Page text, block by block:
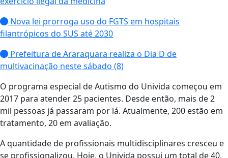
Nova lei prorroga uso do FGTS em hospitais
filantrópicos do SUS até 2030
Prefeitura de Araraquara realiza o Dia D de
multivacinação neste sábado (8)
O programa especial de Autismo do Univida começou em
2017 para atender 25 pacientes. Desde então, mais de 2
mil pessoas já passaram por lá. Atualmente, 200 estão em
tratamento, 20 em avaliação.
A quantidade de profissionais multidisciplinares cresceu e
se profissionalizou. Hoje, o Univida possui um total de 40,